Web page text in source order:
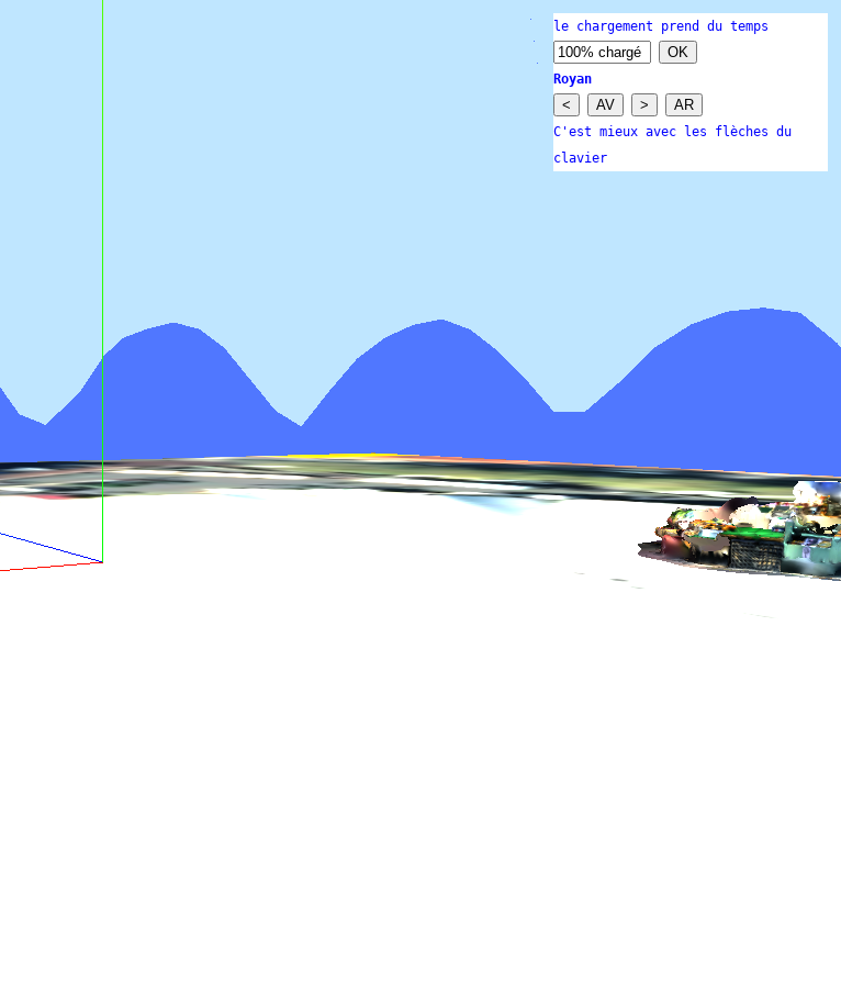
le chargement prend du temps
OK
Royan
< AV > AR
C'est mieux avec les flèches du
clavier